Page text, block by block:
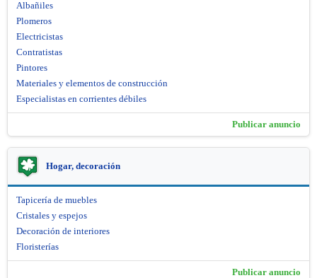
Albañiles
Plomeros
Electricistas
Contratistas
Pintores
Materiales y elementos de construcción
Especialistas en corrientes débiles
Publicar anuncio
Hogar, decoración
Tapicería de muebles
Cristales y espejos
Decoración de interiores
Floristerías
Publicar anuncio